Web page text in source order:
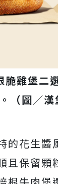
雞堡二
（圖／漢
花生醬
且保留